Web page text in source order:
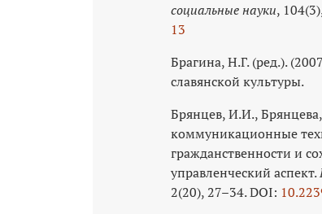
социальные науки,
13
Брагина, Н.Г. (ред.).
славянской культуры.
Брянцев, И.И.,
коммуникационные
гражданственности и
управленческий аспект.
2(20), 27–34. DOI: